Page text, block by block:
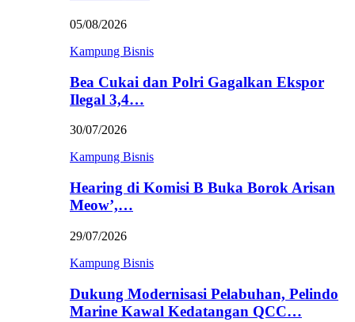
05/08/2026
Kampung Bisnis
Bea Cukai dan Polri Gagalkan Ekspor
Ilegal 3,4…
30/07/2026
Kampung Bisnis
Hearing di Komisi B Buka Borok Arisan
Meow’,…
29/07/2026
Kampung Bisnis
Dukung Modernisasi Pelabuhan, Pelindo
Marine Kawal Kedatangan QCC…